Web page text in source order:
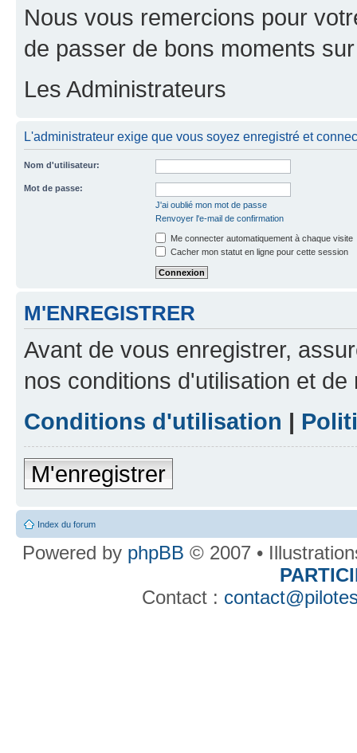
Nous vous remercions pour
de passer de bons moments
Les Administrateurs
L'administrateur exige que vous soyez enregistré et
Nom d'utilisateur:
Mot de passe:
J'ai oublié mon mot de passe
Renvoyer l'e-mail de confirmation
Me connecter automatiquement à chaque visite
Cacher mon statut en ligne pour cette session
M'ENREGISTRER
Avant de vous enregistrer,
nos conditions d'utilisation et
Conditions d'utilisation |
M'enregistrer
Index du forum
Powered by phpBB © 2007 •
Contact :